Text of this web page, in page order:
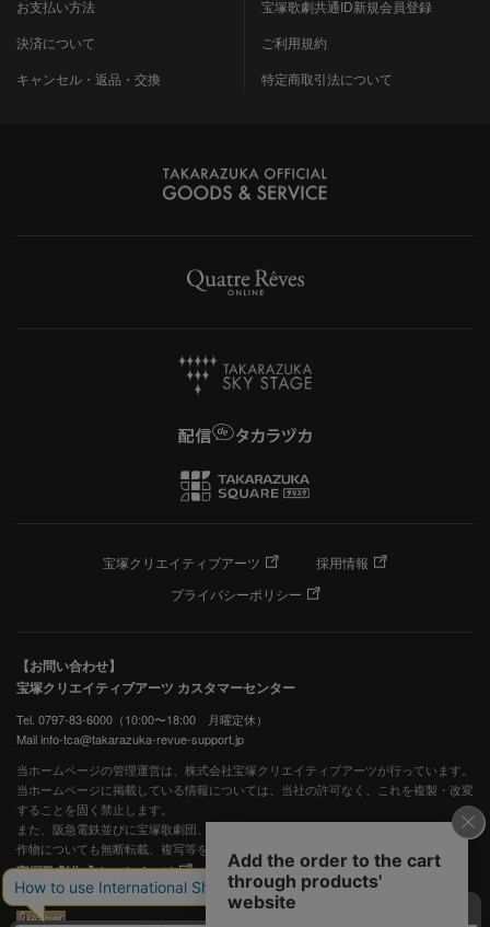
お支払い方法
決済について
キャンセル・返品・交換
宝塚歌劇共通ID新規会員登録
ご利用規約
特定商取引法について
宝塚クリエイティブアーツ
採用情報
プライバシーポリシー
【お問い合わせ】
宝塚クリエイティブアーツ カスタマーセンター
Tel. 0797-83-6000（10:00〜18:00 月曜定休）
Mail info-tca@takarazuka-revue-support.jp
当ホームページの管理運営は、株式会社宝塚クリエイティブアーツが行っています。
当ホームページに掲載している情報については、当社の許可なく、これを複製・改変
することを固く禁止します。
また、阪急電鉄並びに宝塚歌劇団、宝塚クリエイティブアーツの出版物ほか写真等著
作物についても無断転載、複写等を禁じます。
宝塚歌劇公式ホームページ